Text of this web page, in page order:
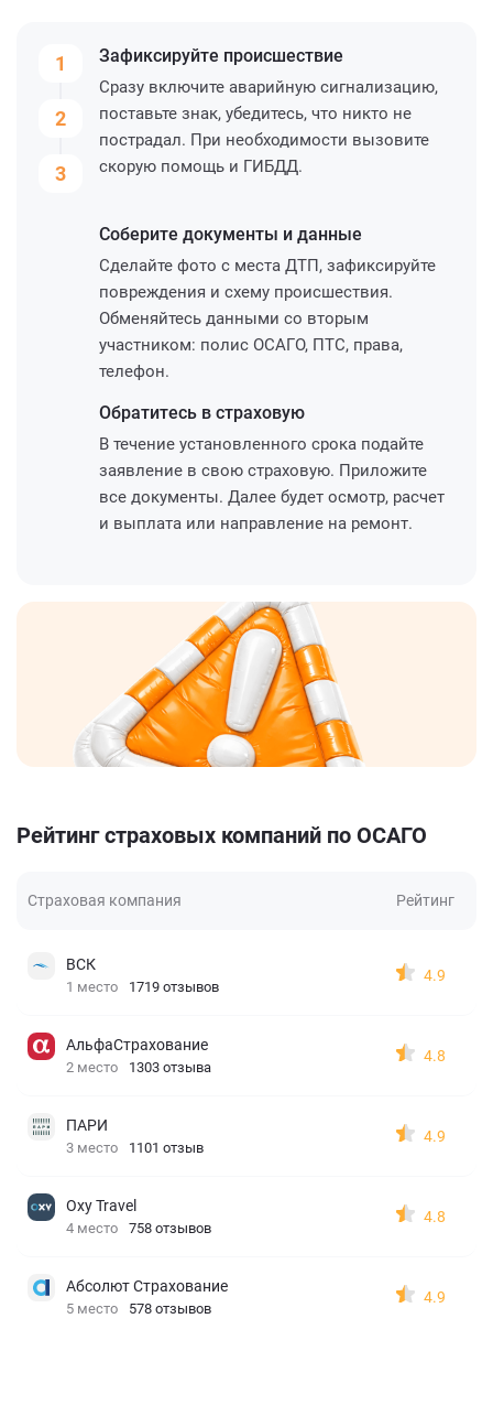
1
2
3
Зафиксируйте происшествие
Сразу включите аварийную сигнализацию,
поставьте знак, убедитесь, что никто не
пострадал. При необходимости вызовите
скорую помощь и ГИБДД.
Соберите документы и данные
Сделайте фото с места ДТП, зафиксируйте
повреждения и схему происшествия.
Обменяйтесь данными со вторым
участником: полис ОСАГО, ПТС, права,
телефон.
Обратитесь в страховую
В течение установленного срока подайте
заявление в свою страховую. Приложите
все документы. Далее будет осмотр, расчет
и выплата или направление на ремонт.
Рейтинг страховых компаний по ОСАГО
Страховая компания Рейтинг
ВСК
1 место 1719 отзывов
4.9
АльфаСтрахование
2 место 1303 отзыва
4.8
ПАРИ
3 место 1101 отзыв
4.9
Oxy Travel
4 место 758 отзывов
4.8
Абсолют Страхование
5 место 578 отзывов
4.9